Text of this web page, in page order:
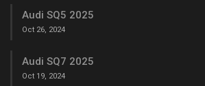
Audi SQ5 2025
Oct 26, 2024
Audi SQ7 2025
Oct 19, 2024